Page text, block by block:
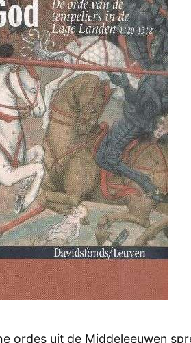
ordes uit de Middeleeuwen